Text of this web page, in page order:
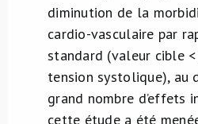
diminution de la
cardio-vasculaire par
standard (valeur cible
tension systolique), au
grand nombre d’effets
cette étude a été